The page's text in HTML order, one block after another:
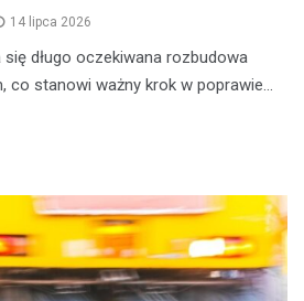
14 lipca 2026
się długo oczekiwana rozbudowa
co stanowi ważny krok w poprawie…